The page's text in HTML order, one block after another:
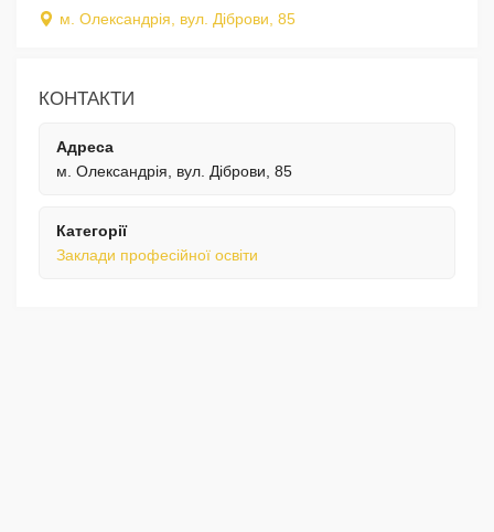
м. Олександрія, вул. Діброви, 85
КОНТАКТИ
Адреса
м. Олександрія, вул. Діброви, 85
Категорії
Заклади професійної освіти